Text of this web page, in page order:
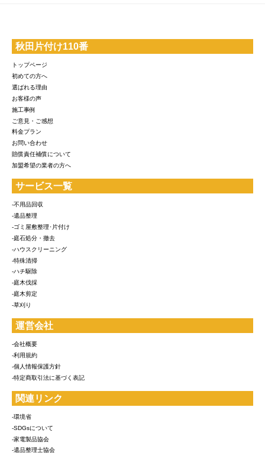
秋田片付け110番
トップページ
初めての方へ
選ばれる理由
お客様の声
施工事例
ご意見・ご感想
料金プラン
お問い合わせ
賠償責任補償について
加盟希望の業者の方へ
サービス一覧
-不用品回収
-遺品整理
-ゴミ屋敷整理･片付け
-庭石処分・撤去
-ハウスクリーニング
-特殊清掃
-ハチ駆除
-庭木伐採
-庭木剪定
-草刈り
運営会社
-会社概要
-利用規約
-個人情報保護方針
-特定商取引法に基づく表記
関連リンク
-環境省
-SDGsについて
-家電製品協会
-遺品整理士協会